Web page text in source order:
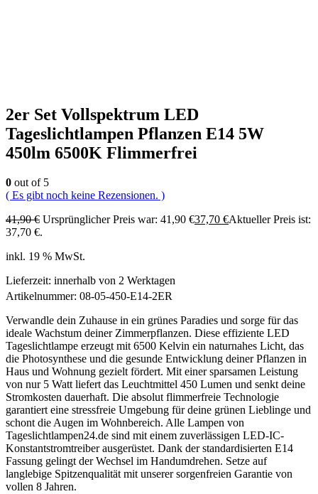
2er Set Vollspektrum LED
Tageslichtlampen Pflanzen E14 5W
450lm 6500K Flimmerfrei
0 out of 5
( Es gibt noch keine Rezensionen. )
41,90€ Ursprünglicher Preis war: 41,90 €37,70 €Aktueller Preis ist:
37,70 €.
inkl. 19 % MwSt.
Lieferzeit: innerhalb von 2 Werktagen
Artikelnummer: 08-05-450-E14-2ER
Verwandle dein Zuhause in ein grünes Paradies und sorge für das
ideale Wachstum deiner Zimmerpflanzen. Diese effiziente LED
Tageslichtlampe erzeugt mit 6500 Kelvin ein naturnahes Licht, das
die Photosynthese und die gesunde Entwicklung deiner Pflanzen in
Haus und Wohnung gezielt fördert. Mit einer sparsamen Leistung
von nur 5 Watt liefert das Leuchtmittel 450 Lumen und senkt deine
Stromkosten dauerhaft. Die absolut flimmerfreie Technologie
garantiert eine stressfreie Umgebung für deine grünen Lieblinge und
schont die Augen im Wohnbereich. Alle Lampen von
Tageslichtlampen24.de sind mit einem zuverlässigen LED-IC-
Konstantstromtreiber ausgerüstet. Dank der standardisierten E14
Fassung gelingt der Wechsel im Handumdrehen. Setze auf
langlebige Spitzenqualität mit unserer sorgenfreien Garantie von
vollen 8 Jahren.